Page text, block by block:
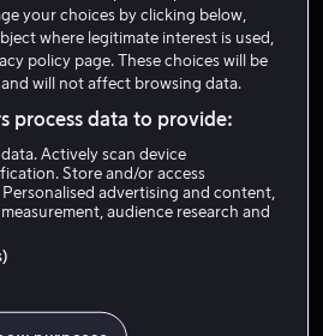
Fra 59 kr
your choices by clicking below,
where legitimate interest is used,
policy page. These choices will be
will not affect browsing data.
process data to provide:
Actively scan device
Store and/or access
advertising and content,
audience research and